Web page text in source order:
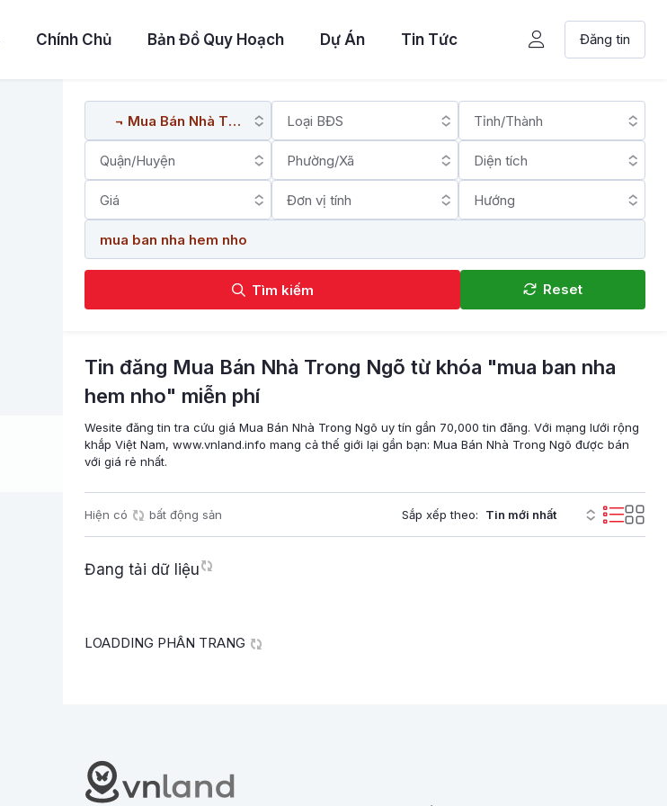
Chính Chủ Bản Đồ Quy Hoạch Dự Án Tin Tức Đăng tin
Tìm kiếm Reset
Tin đăng Mua Bán Nhà Trong Ngõ từ khóa "mua ban nha
hem nho" miễn phí
Wesite đăng tin tra cứu giá Mua Bán Nhà Trong Ngõ uy tín gần 70,000 tin đăng. Với mạng lưới rộng
khắp Việt Nam, www.vnland.info mang cả thế giới lại gần bạn: Mua Bán Nhà Trong Ngõ được bán
với giá rẻ nhất.
Hiện có bất động sản Sắp xếp theo:
Đang tải dữ liệu
LOADDING PHÂN TRANG